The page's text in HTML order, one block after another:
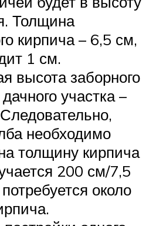
Толщина
кирпича – 6,5 см,
1 см.
высота заборного
участка –
необходимо
толщину кирпича
200 см/7,5
около